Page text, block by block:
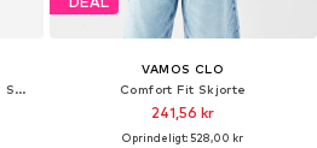
Regular Fit Skjorte 'Hawaiihemd Surfer's Paradise'
VAMOS CLO
Comfort Fit Skjorte
241,56 kr
Oprindeligt: 528,00 kr